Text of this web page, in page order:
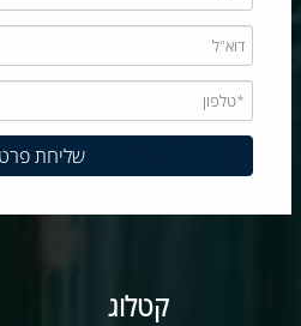
קטלוג